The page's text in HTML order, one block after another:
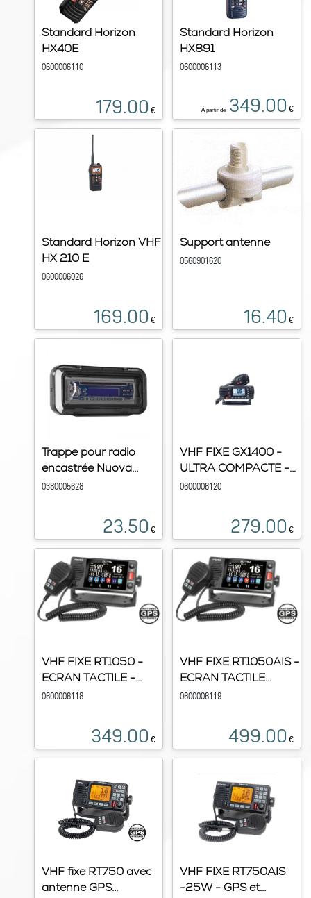
Standard Horizon
HX40E
0600006110
179.00 €
Standard Horizon
HX891
0600006113
À partir de 349.00 €
Standard Horizon VHF
HX 210 E
0600006026
169.00 €
Support antenne
0560901620
16.40 €
Trappe pour radio
encastrée Nuova...
0380005628
23.50 €
VHF FIXE GX1400 -
ULTRA COMPACTE -...
0600006120
279.00 €
VHF FIXE RT1050 -
ECRAN TACTILE -...
0600006118
349.00 €
VHF FIXE RT1050AIS -
ECRAN TACTILE...
0600006119
499.00 €
VHF fixe RT750 avec
antenne GPS...
VHF FIXE RT750AIS
-25W - GPS et...